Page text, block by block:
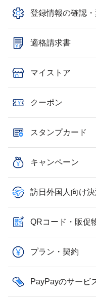
登録情報の確認
適格請求書
マイストア
クーポン
スタンプカード
キャンペーン
訪日外国人向け
QRコード・販促
プラン・契約
PayPayのサービ